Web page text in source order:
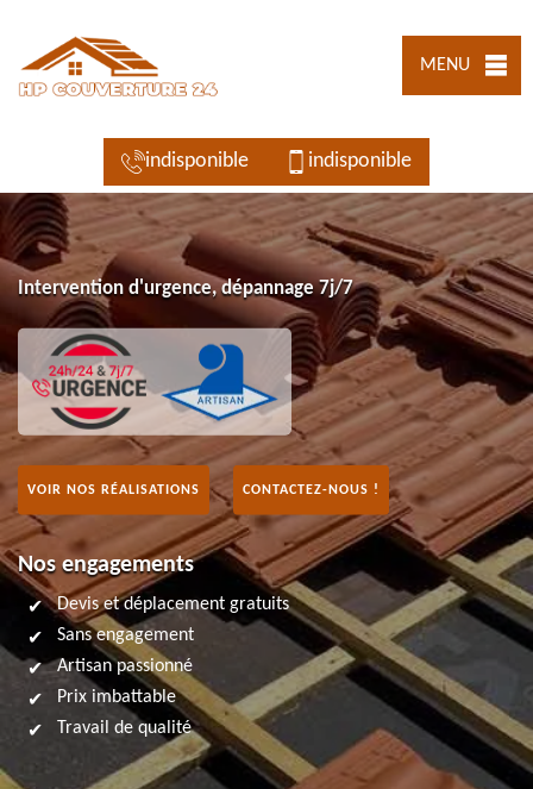
MENU
indisponible indisponible
Intervention d'urgence, dépannage 7j/7
VOIR NOS RÉALISATIONS CONTACTEZ-NOUS !
Nos engagements
Devis et déplacement gratuits
Sans engagement
Artisan passionné
Prix imbattable
Travail de qualité